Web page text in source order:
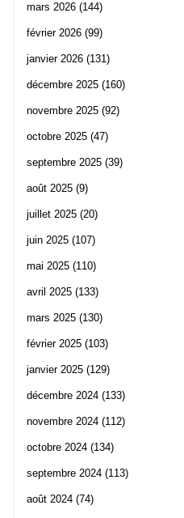
mars 2026 (144)
février 2026 (99)
janvier 2026 (131)
décembre 2025 (160)
novembre 2025 (92)
octobre 2025 (47)
septembre 2025 (39)
août 2025 (9)
juillet 2025 (20)
juin 2025 (107)
mai 2025 (110)
avril 2025 (133)
mars 2025 (130)
février 2025 (103)
janvier 2025 (129)
décembre 2024 (133)
novembre 2024 (112)
octobre 2024 (134)
septembre 2024 (113)
août 2024 (74)